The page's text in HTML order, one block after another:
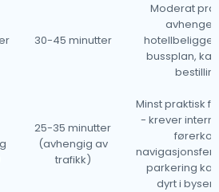
30-45 minutter
Moderat
avhenger
bussplan,
25-35 minutter
(avhengig av
trafikk)
Minst praktisk
- krever
parkering
dyrt i